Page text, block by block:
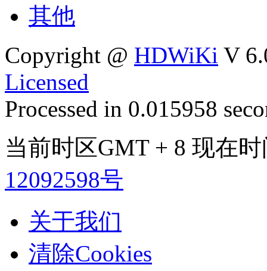
其他
Copyright @ HDWiKi V
Licensed
Processed in 0.015958
当前时区GMT + 8 现在
12092598号
关于我们
清除Cookies